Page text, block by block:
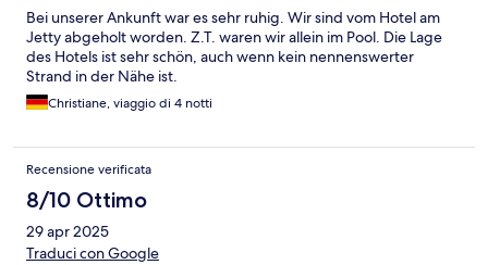
Bei unserer Ankunft war es sehr ruhig. Wir sind vom Hotel am
Jetty abgeholt worden. Z.T. waren wir allein im Pool. Die Lage
des Hotels ist sehr schön, auch wenn kein nennenswerter
Strand in der Nähe ist.
Christiane, viaggio di 4 notti
Recensione verificata
8/10 Ottimo
29 apr 2025
Traduci con Google